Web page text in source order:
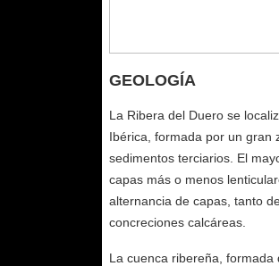
GEOLOGÍA
La Ribera del Duero se
Ibérica, formada por un gran
sedimentos terciarios. El
capas más o menos
alternancia de capas, tanto
concreciones calcáreas.
La cuenca ribereña,